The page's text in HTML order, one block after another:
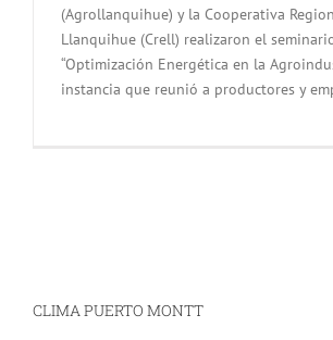
(Agrollanquihue) y la Cooperativa
Llanquihue (Crell) realizaron el
“Optimización Energética en la
instancia que reunió a productores y
CLIMA PUERTO MONTT